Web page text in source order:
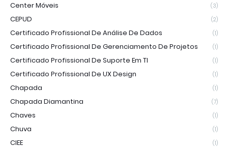
Center Móveis (3)
CEPUD (2)
Certificado Profissional De Análise De Dados (1)
Certificado Profissional De Gerenciamento De Projetos (1)
Certificado Profissional De Suporte Em TI (1)
Certificado Profissional De UX Design (1)
Chapada (1)
Chapada Diamantina (7)
Chaves (1)
Chuva (1)
CIEE (1)